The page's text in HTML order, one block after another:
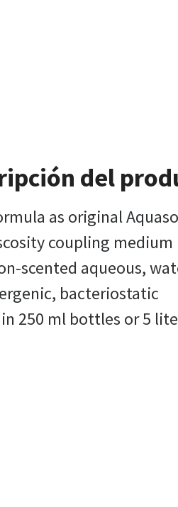
del
as original
coupling
scented aqueous,
bacteriostatic
250 ml bottles or 5